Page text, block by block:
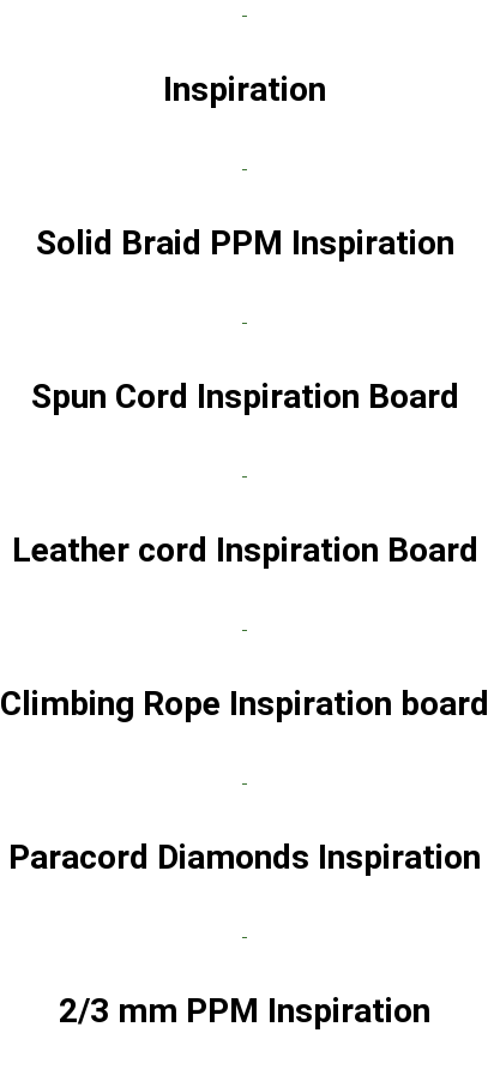
Inspiration
Solid Braid PPM Inspiration
Spun Cord Inspiration Board
Leather cord Inspiration Board
Climbing Rope Inspiration board
Paracord Diamonds Inspiration
2/3 mm PPM Inspiration